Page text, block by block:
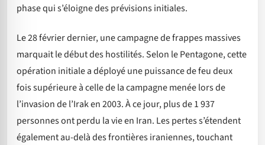
phase qui s’éloigne des prévisions initiales.
Le 28 février dernier, une campagne de frappes massives
marquait le début des hostilités. Selon le Pentagone, cette
opération initiale a déployé une puissance de feu deux
fois supérieure à celle de la campagne menée lors de
l’invasion de l’Irak en 2003. À ce jour, plus de 1 937
personnes ont perdu la vie en Iran. Les pertes s’étendent
également au-delà des frontières iraniennes, touchant